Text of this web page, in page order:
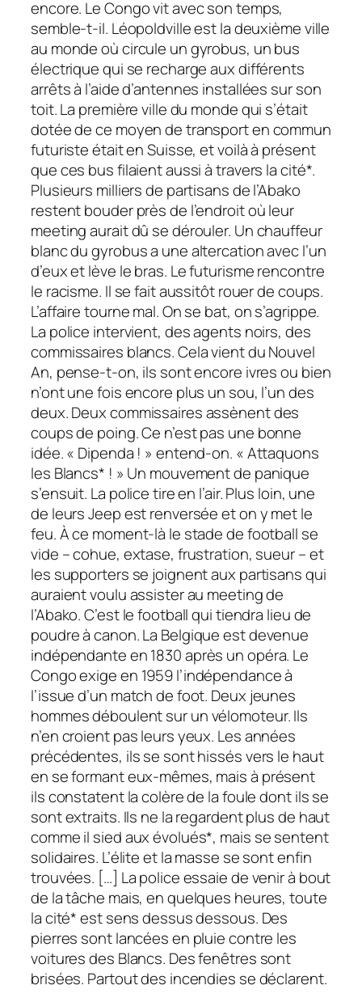
encore. Le Congo vit avec son temps,
semble-t-il. Léopoldville est la deuxième ville
au monde où circule un gyrobus, un bus
électrique qui se recharge aux différents
arrêts à l’aide d’antennes installées sur son
toit. La première ville du monde qui s’était
dotée de ce moyen de transport en commun
futuriste était en Suisse, et voilà à présent
que ces bus filaient aussi à travers la cité*.
Plusieurs milliers de partisans de l’Abako
restent bouder près de l’endroit où leur
meeting aurait dû se dérouler. Un chauffeur
blanc du gyrobus a une altercation avec l’un
d’eux et lève le bras. Le futurisme rencontre
le racisme. Il se fait aussitôt rouer de coups.
L’affaire tourne mal. On se bat, on s’agrippe.
La police intervient, des agents noirs, des
commissaires blancs. Cela vient du Nouvel
An, pense-t-on, ils sont encore ivres ou bien
n’ont une fois encore plus un sou, l’un des
deux. Deux commissaires assènent des
coups de poing. Ce n’est pas une bonne
idée. « Dipenda ! » entend-on. « Attaquons
les Blancs* ! » Un mouvement de panique
s’ensuit. La police tire en l’air. Plus loin, une
de leurs Jeep est renversée et on y met le
feu. À ce moment-là le stade de football se
vide – cohue, extase, frustration, sueur – et
les supporters se joignent aux partisans qui
auraient voulu assister au meeting de
l’Abako. C’est le football qui tiendra lieu de
poudre à canon. La Belgique est devenue
indépendante en 1830 après un opéra. Le
Congo exige en 1959 l’indépendance à
l’issue d’un match de foot. Deux jeunes
hommes déboulent sur un vélomoteur. Ils
n’en croient pas leurs yeux. Les années
précédentes, ils se sont hissés vers le haut
en se formant eux-mêmes, mais à présent
ils constatent la colère de la foule dont ils se
sont extraits. Ils ne la regardent plus de haut
comme il sied aux évolués*, mais se sentent
solidaires. L’élite et la masse se sont enfin
trouvées. […] La police essaie de venir à bout
de la tâche mais, en quelques heures, toute
la cité* est sens dessus dessous. Des
pierres sont lancées en pluie contre les
voitures des Blancs. Des fenêtres sont
brisées. Partout des incendies se déclarent.